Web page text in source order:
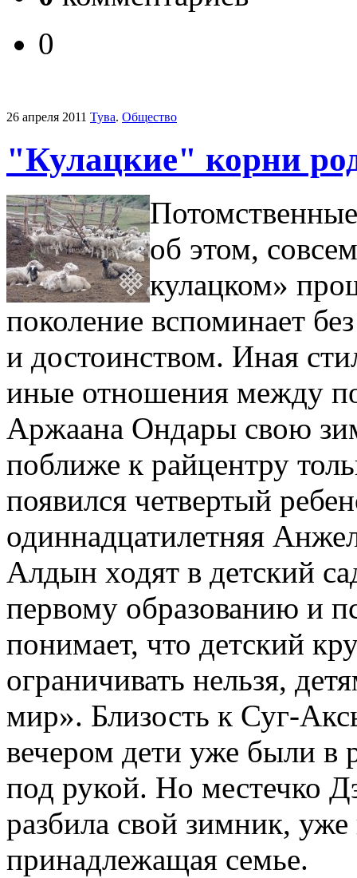
0
26 апреля 2011 Тува. Общество
"Кулацкие" корни
об этом,
кулацком»
поколение вспоминает
и достоинством. Иная
иные отношения между
Аржаана Ондары свою
поближе к райцентру
появился четвертый
одиннадцатилетняя
Алдын ходят в детский
первому образованию и
понимает, что детский
ограничивать нельзя,
мир». Близость к Суг-
вечером дети уже были в
под рукой. Но местечко
разбила свой зимник,
принадлежащая семье.